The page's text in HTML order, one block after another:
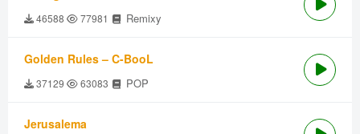
46588 77981 Remixy
Golden Rules – C-BooL
37129 63083 POP
Jerusalema